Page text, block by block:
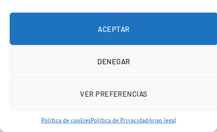
ACEPTAR
DENEGAR
VER PREFERENCIAS
Política de cookiesPolítica de PrivacidadAviso legal
Entre las principales novedades destacan:
Mejora del rendimiento gráfico en juegos
fotografía